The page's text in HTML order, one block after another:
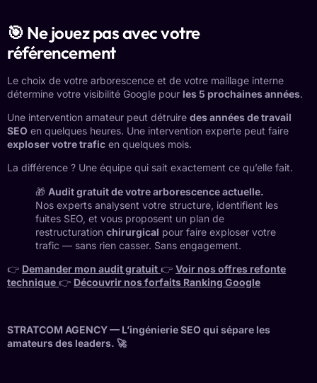
🎯 Ne jouez pas avec votre
référencement
Le choix de votre arborescence et de votre maillage interne
détermine votre visibilité Google pour les 5 prochaines années.
Une intervention amateur peut détruire des années de travail
SEO en quelques heures. Une intervention experte peut faire
exploser votre trafic en quelques mois.
La différence ? Une équipe qui sait exactement ce qu’elle fait.
🎁 Audit gratuit de votre arborescence actuelle.
Nos experts analysent votre structure, identifient les
fuites SEO, et vous proposent un plan de
restructuration chirurgical pour faire exploser votre
trafic — sans rien casser. Sans engagement.
👉 Demander mon audit gratuit 👉 Voir nos offres refonte
technique 👉 Découvrir nos forfaits Ranking Google
STRATCOM AGENCY — L’ingénierie SEO qui sépare les
amateurs des leaders. 🚀